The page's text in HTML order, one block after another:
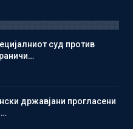
суд против
државјани прогласени